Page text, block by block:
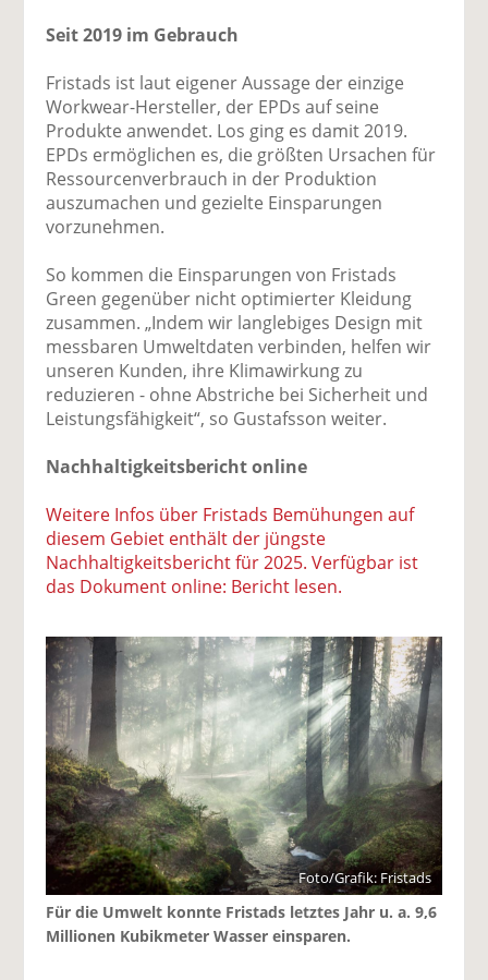
Seit 2019 im Gebrauch
Fristads ist laut eigener Aussage der einzige
Workwear-Hersteller, der EPDs auf seine
Produkte anwendet. Los ging es damit 2019.
EPDs ermöglichen es, die größten Ursachen für
Ressourcenverbrauch in der Produktion
auszumachen und gezielte Einsparungen
vorzunehmen.
So kommen die Einsparungen von Fristads
Green gegenüber nicht optimierter Kleidung
zusammen. „Indem wir langlebiges Design mit
messbaren Umweltdaten verbinden, helfen wir
unseren Kunden, ihre Klimawirkung zu
reduzieren - ohne Abstriche bei Sicherheit und
Leistungsfähigkeit“, so Gustafsson weiter.
Nachhaltigkeitsbericht online
Weitere Infos über Fristads Bemühungen auf
diesem Gebiet enthält der jüngste
Nachhaltigkeitsbericht für 2025. Verfügbar ist
das Dokument online: Bericht lesen.
Foto/Grafik: Fristads
Für die Umwelt konnte Fristads letztes Jahr u. a. 9,6
Millionen Kubikmeter Wasser einsparen.